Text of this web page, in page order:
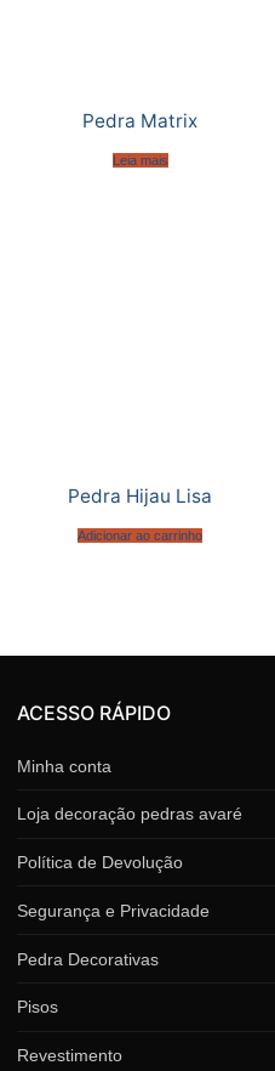
Pedra Matrix
Leia mais
Pedra Hijau Lisa
Adicionar ao carrinho
ACESSO RÁPIDO
Minha conta
Loja decoração pedras avaré
Política de Devolução
Segurança e Privacidade
Pedra Decorativas
Pisos
Revestimento